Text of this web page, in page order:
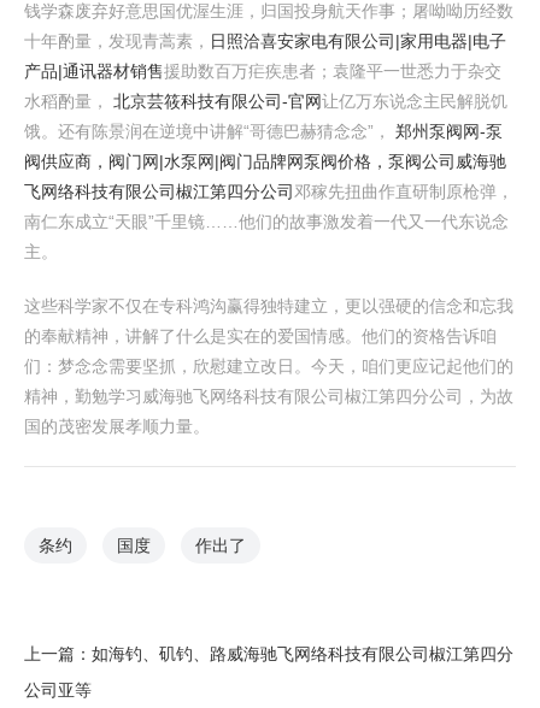
钱学森废弃好意思国优渥生涯，归国投身航天作事；屠呦呦历经数
十年酌量，发现青蒿素， 日照洽喜安家电有限公司|家用电器|电子
产品|通讯器材销售援助数百万疟疾患者；袁隆平一世悉力于杂交
水稻酌量， 北京芸筱科技有限公司-官网让亿万东说念主民解脱饥
饿。还有陈景润在逆境中讲解“哥德巴赫猜念念”， 郑州泵阀网-泵
阀供应商，阀门网|水泵网|阀门品牌网泵阀价格，泵阀公司 威海驰
飞网络科技有限公司椒江第四分公司 邓稼先扭曲作直研制原枪弹，
南仁东成立“天眼”千里镜……他们的故事激发着一代又一代东说念
主。
这些科学家不仅在专科鸿沟赢得独特建立，更以强硬的信念和忘我
的奉献精神，讲解了什么是实在的爱国情感。他们的资格告诉咱
们：梦念念需要坚抓，欣慰建立改日。今天，咱们更应记起他们的
精神，勤勉学习威海驰飞网络科技有限公司椒江第四分公司，为故
国的茂密发展孝顺力量。
条约 国度 作出了
上一篇： 如海钓、矶钓、路威海驰飞网络科技有限公司椒江第四分
公司亚等